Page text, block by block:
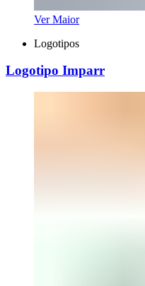
Ver Maior
Logotipos
Logotipo Imparr